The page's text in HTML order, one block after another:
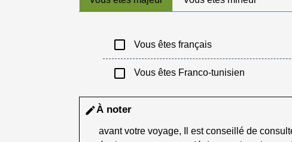
check_box_outline_blank Vous êtes français
check_box_outline_blank Vous êtes Franco-tunisien
editÀ noter
avant votre voyage, Il est conseillé de